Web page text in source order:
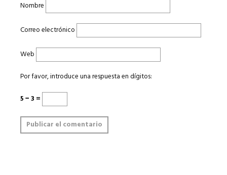
Nombre
Correo electrónico
Web
Por favor, introduce una respuesta en dígitos:
5 − 3 =